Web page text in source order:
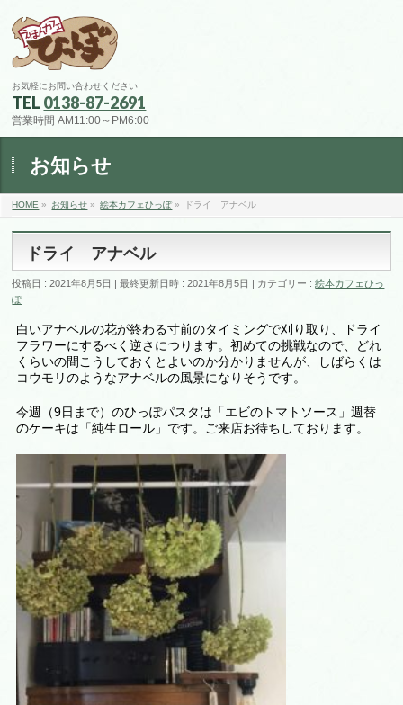
お気軽にお問い合わせください
TEL 0138-87-2691
営業時間 AM11:00～PM6:00
お知らせ
HOME » お知らせ » 絵本カフェひっぽ» ドライ アナベル
ドライ アナベル
投稿日 : 2021年8月5日 最終更新日時 : 2021年8月5日 カテゴリー :絵本カフェひっ
ぽ
白いアナベルの花が終わる寸前のタイミングで刈り取り、ドライ
フラワーにするべく逆さにつります。初めての挑戦なので、どれ
くらいの間こうしておくとよいのか分かりませんが、しばらくは
コウモリのようなアナベルの風景になりそうです。
今週（9日まで）のひっぽパスタは「エビのトマトソース」週替
のケーキは「純生ロール」です。ご来店お待ちしております。